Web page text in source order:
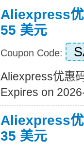
Aliexpress
55 美元
Coupon Code:
Aliexpress优惠
Expires on
Aliexpress
35 美元